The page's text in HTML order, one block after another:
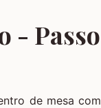
- Passo
de mesa com